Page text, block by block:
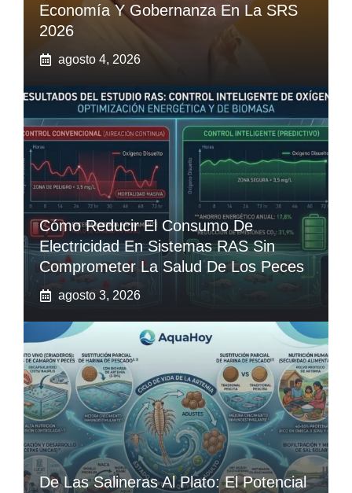
Economía Y Gobernanza En La SRS
2026
agosto 4, 2026
Cómo Reducir El Consumo De
Electricidad En Sistemas RAS Sin
Comprometer La Salud De Los Peces
agosto 3, 2026
De Las Salineras Al Plato: El Potencial